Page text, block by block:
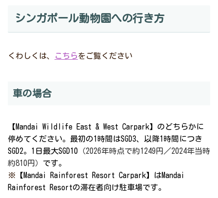
シンガポール動物園への行き方
くわしくは、 こちらをご覧ください
車の場合
【Mandai Wildlife East & West Carpark】のどちらかに
停めてください。 最初の1時間はSGD3、以降1時間につき
SGD2。1日最大SGD10 （2026年時点で約1249円／2024年当時
約810円） です。
※ 【Mandai Rainforest Resort Carpark】はMandai
Rainforest Resortの滞在者向け駐車場です。